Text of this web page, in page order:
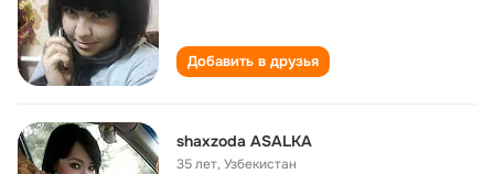
Добавить в друзья
shaxzoda ASALKA
35 лет,Узбекистан